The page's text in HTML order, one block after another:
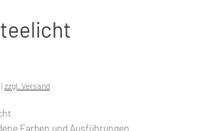
|zzgl. Versand
Farben und Ausführungen